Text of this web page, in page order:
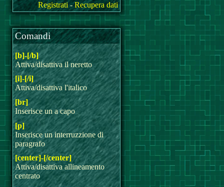
Registrati-Recupera dati
Comandi
[b]-[/b]
Attiva/disattiva il neretto
[i]-[/i]
Attiva/disattiva l'italico
[br]
Inserisce un a capo
[p]
Inserisce un interruzzione di
paragrafo
[center]-[/center]
Attiva/disattiva allineamento
centrato